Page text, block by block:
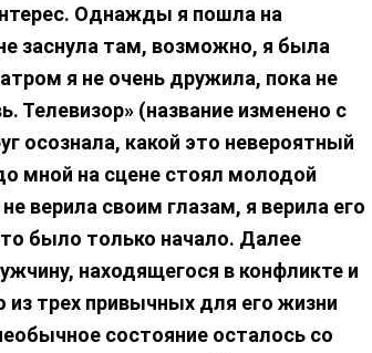
Однажды я пошла на
заснула там, возможно, я была
я не очень дружила, пока не
Телевизор» (название изменено с
осознала, какой это невероятный
мной на сцене стоял молодой
верила своим глазам, я верила его
было только начало. Далее
находящегося в конфликте и
трех привычных для его жизни
состояние осталось со